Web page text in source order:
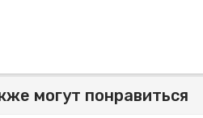
могут понравиться